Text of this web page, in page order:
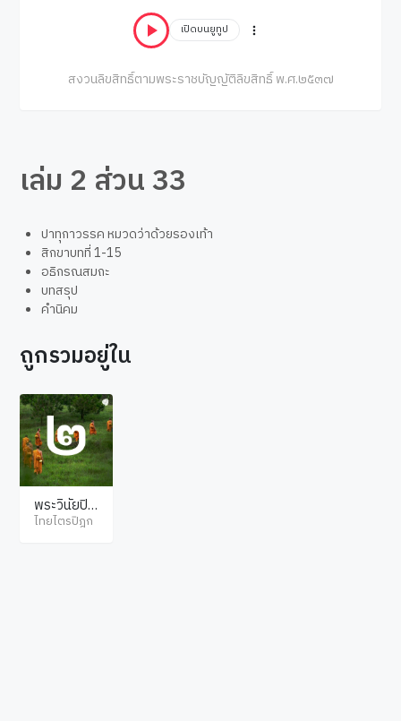
เปิดบนยูทูป
สงวนลิขสิทธิ์ตามพระราชบัญญัติลิขสิทธิ์ พ.ศ.๒๕๓๗
เล่ม 2 ส่วน 33
ปาทุกาวรรค หมวดว่าด้วยรองเท้า
สิกขาบทที่ 1-15
อธิกรณสมถะ
บทสรุป
คำนิคม
ถูกรวมอยู่ใน
พระวินัยปิฎ
ก มหาวิภังค์
ไทยไตรปิฎก